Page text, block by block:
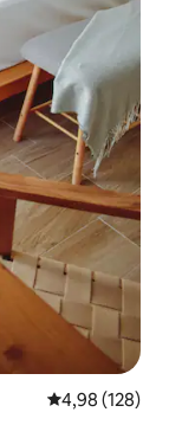
Classificação
4,98 (128)